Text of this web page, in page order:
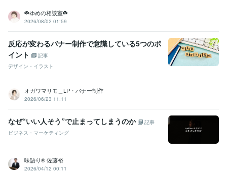
年
ライフスタイル・その他 / カウンセラー・コーチ
資格・検定
作業療法士 取得年 : 1996年
ビジネス・クリエイティブツール
得意分野
デザイン制作
悩み相談・カウンセリング カウンセリング
☘️ゆめの相談室☘️
2026/08/02 01:59
反応が変わるバナー制作で意識している5つのポ
イント
記事
デザイン・イラスト
オガワマリモ＿LP・バナー制作
2026/06/23 11:11
なぜ“いい人そう”で止まってしまうのか
記事
ビジネス・マーケティング
味語り® 佐藤裕
2026/04/12 00:11